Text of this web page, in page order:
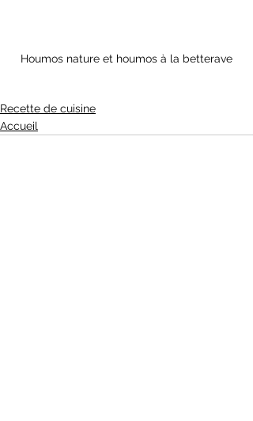
Houmos nature et houmos à la betterave
Recette de cuisine
Accueil